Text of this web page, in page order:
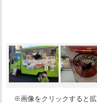
※画像をクリックすると拡